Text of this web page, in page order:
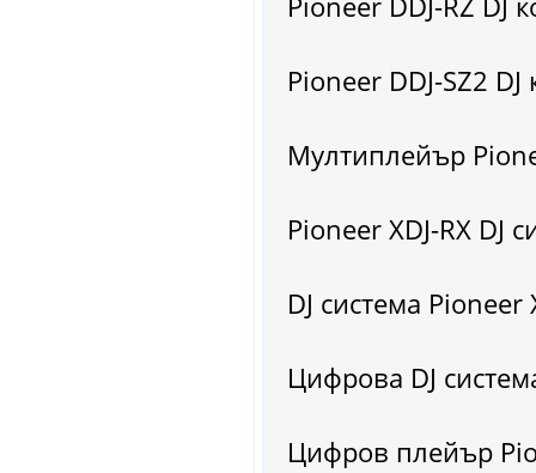
Pioneer DDJ-SZ2
Мултиплейър
Pioneer XDJ-RX DJ
DJ система Pioneer
Цифрова DJ
Цифров плейър